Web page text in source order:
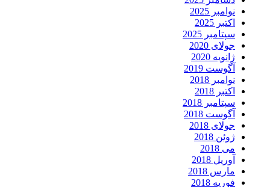
نوامبر 2025
اکتبر 2025
سپتامبر 2025
جولای 2020
ژانویه 2020
آگوست 2019
نوامبر 2018
اکتبر 2018
سپتامبر 2018
آگوست 2018
جولای 2018
ژوئن 2018
می 2018
آوریل 2018
مارس 2018
فوریه 2018